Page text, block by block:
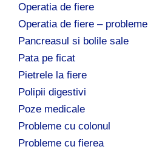
Operatia de fiere
Operatia de fiere – probleme
Pancreasul si bolile sale
Pata pe ficat
Pietrele la fiere
Polipii digestivi
Poze medicale
Probleme cu colonul
Probleme cu fierea